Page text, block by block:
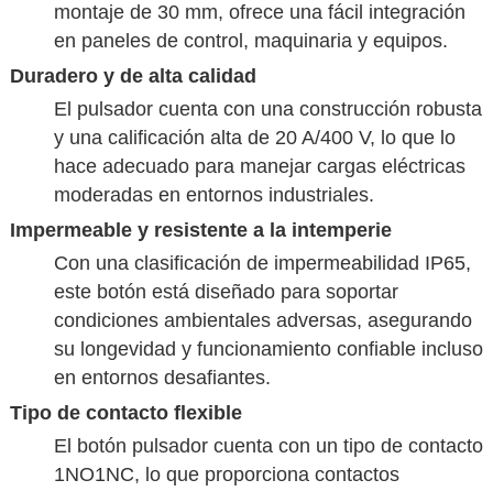
montaje de 30 mm, ofrece una fácil integración
en paneles de control, maquinaria y equipos.
Duradero y de alta calidad
El pulsador cuenta con una construcción robusta
y una calificación alta de 20 A/400 V, lo que lo
hace adecuado para manejar cargas eléctricas
moderadas en entornos industriales.
Impermeable y resistente a la intemperie
Con una clasificación de impermeabilidad IP65,
este botón está diseñado para soportar
condiciones ambientales adversas, asegurando
su longevidad y funcionamiento confiable incluso
en entornos desafiantes.
Tipo de contacto flexible
El botón pulsador cuenta con un tipo de contacto
1NO1NC, lo que proporciona contactos